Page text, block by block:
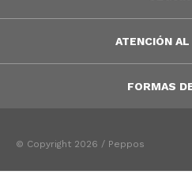
ATENCIÓN
FORMAS
© Copyright 2026 / Peppos